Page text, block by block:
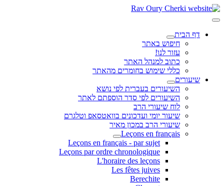
דף הבית
חיפוש באתר
עזור לנו!
כתוב למנהל האתר
כללי שימוש בחומרים מהאתר
שיעורים
השיעורים בעברית לפי נושא
השיעורים לפי סדר הוספתם לאתר
לוח שיעורי הרב
שיעור יומי ועדכונים בוואטסאפ וטלגרם
שיעורי הרב במכון מאיר
Leçons en français
Leçons en français - par sujet
Leçons par ordre chronologique
L'horaire des leçons
Les fêtes juives
Berechite